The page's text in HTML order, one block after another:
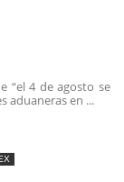
“el 4 de agosto se
aduaneras en ...